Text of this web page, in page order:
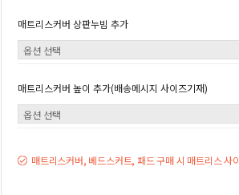
매트리스커버 상판누빔 추가
매트리스커버 높이 추가(배송메시지 사이즈기재)
매트리스커버, 베드스커트, 패드 구매 시 매트리스 사